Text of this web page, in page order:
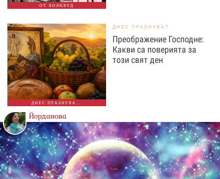
ОТ ХОЛИВУД
ДНЕС ПРАЗНУВА...
ДНЕС ПРАЗНУВАТ
Преображение Господне:
Какви са поверията за
този свят ден
Йорданова